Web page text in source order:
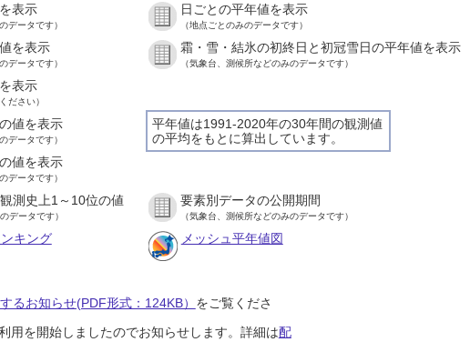
表示
データです）
日ごとの平年値を表示
（地点ごとのみのデータです）
を表示
データです）
霜・雪・結氷の初終日と初冠雪日の平年値を表示
（気象台、測候所などのみのデータです）
表示
ださい）
平年値は1991-2020年の30年間の観測値
の平均をもとに算出しています。
値を表示
データです）
値を表示
データです）
測史上1～10位の値
データです）
要素別データの公開期間
（気象台、測候所などのみのデータです）
キング メッシュ平年値図
るお知らせ(PDF形式：124KB） をご覧くださ
用を開始しましたのでお知らせします。詳細は配